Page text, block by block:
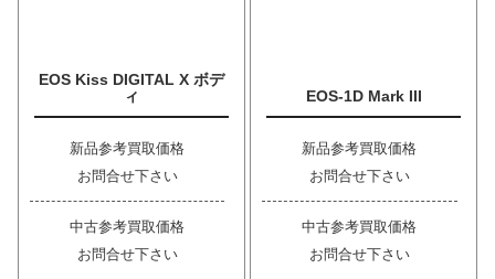
EOS Kiss DIGITAL X ボデ
ィ
新品参考買取価格
お問合せ下さい
中古参考買取価格
お問合せ下さい
EOS-1D Mark III
新品参考買取価格
お問合せ下さい
中古参考買取価格
お問合せ下さい